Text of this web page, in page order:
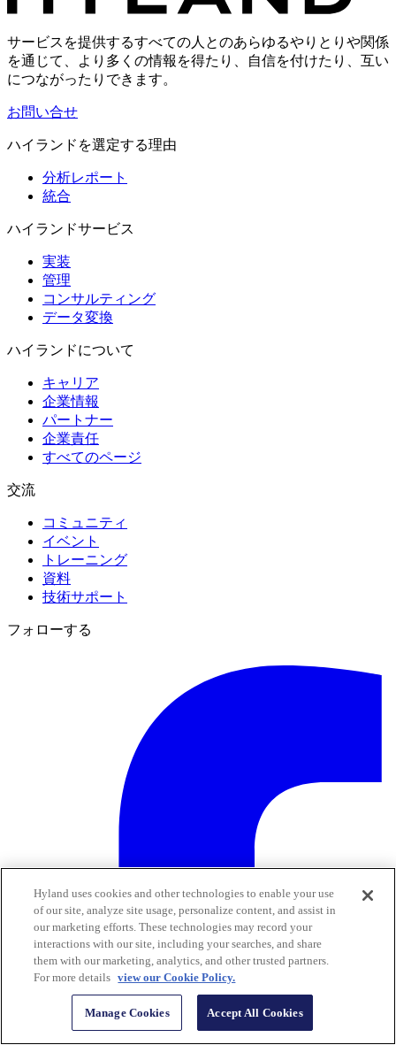
サービスを提供するすべての人とのあらゆるやりとりや関係
を通じて、より多くの情報を得たり、自信を付けたり、互い
につながったりできます。
お問い合せ
ハイランドを選定する理由
分析レポート
統合
ハイランドサービス
実装
管理
コンサルティング
データ変換
ハイランドについて
キャリア
企業情報
パートナー
企業責任
すべてのページ
交流
コミュニティ
イベント
トレーニング
資料
技術サポート
フォローする
Hyland uses cookies and other technologies to enable your use
of our site, analyze site usage, personalize content, and assist in
our marketing efforts. These technologies may record your
interactions with our site, including your searches, and share
them with our marketing, analytics, and other trusted partners.
For more details view our Cookie Policy.
Manage Cookies Accept All Cookies